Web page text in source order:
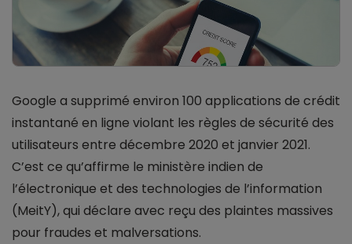
Google a supprimé environ 100 applications de crédit
instantané en ligne violant les règles de sécurité des
utilisateurs entre décembre 2020 et janvier 2021.
C’est ce qu’affirme le ministère indien de
l’électronique et des technologies de l’information
(MeitY), qui déclare avec reçu des plaintes massives
pour fraudes et malversations.